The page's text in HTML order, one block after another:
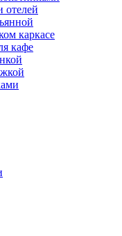
отелей
каркасе
кафе